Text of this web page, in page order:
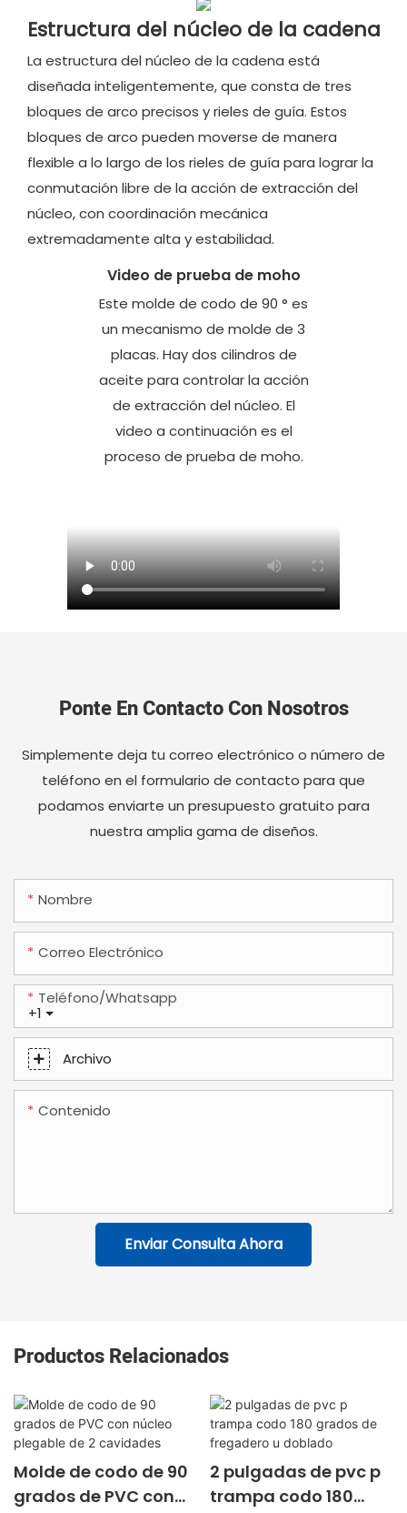
Estructura del núcleo de la cadena
La estructura del núcleo de la cadena está
diseñada inteligentemente, que consta de tres
bloques de arco precisos y rieles de guía. Estos
bloques de arco pueden moverse de manera
flexible a lo largo de los rieles de guía para lograr la
conmutación libre de la acción de extracción del
núcleo, con coordinación mecánica
extremadamente alta y estabilidad.
Video de prueba de moho
Este molde de codo de 90 ° es
un mecanismo de molde de 3
placas. Hay dos cilindros de
aceite para controlar la acción
de extracción del núcleo. El
video a continuación es el
proceso de prueba de moho.
Ponte En Contacto Con Nosotros
Simplemente deja tu correo electrónico o número de
teléfono en el formulario de contacto para que
podamos enviarte un presupuesto gratuito para
nuestra amplia gama de diseños.
Nombre
Correo Electrónico
+1
Teléfono/whatsapp
Archivo
Contenido
Enviar Consulta Ahora
Productos Relacionados
Molde de codo de 90
grados de PVC con
2 pulgadas de pvc p
trampa codo 180